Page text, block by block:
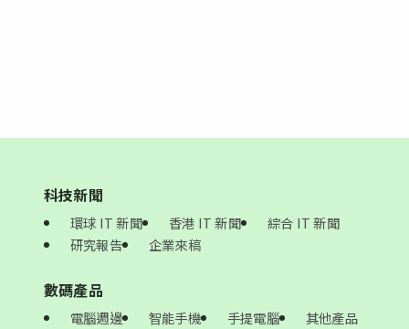
科技新聞
環球 IT 新聞 香港 IT 新聞
綜合 IT 新聞
研究報告
企業來稿
數碼產品
電腦週邊 智能手機 手提電腦 其他產品